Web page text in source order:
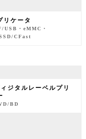
リケータ
USB・eMMC・
CFast
ジタルレーベルプリ
BD